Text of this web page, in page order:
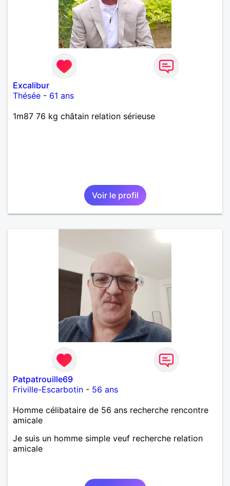
Excalibur
Thésée - 61 ans
1m87 76 kg châtain relation sérieuse
Voir le profil
Patpatrouille69
Friville-Escarbotin - 56 ans
Homme célibataire de 56 ans recherche rencontre
amicale
Je suis un homme simple veuf recherche relation
amicale